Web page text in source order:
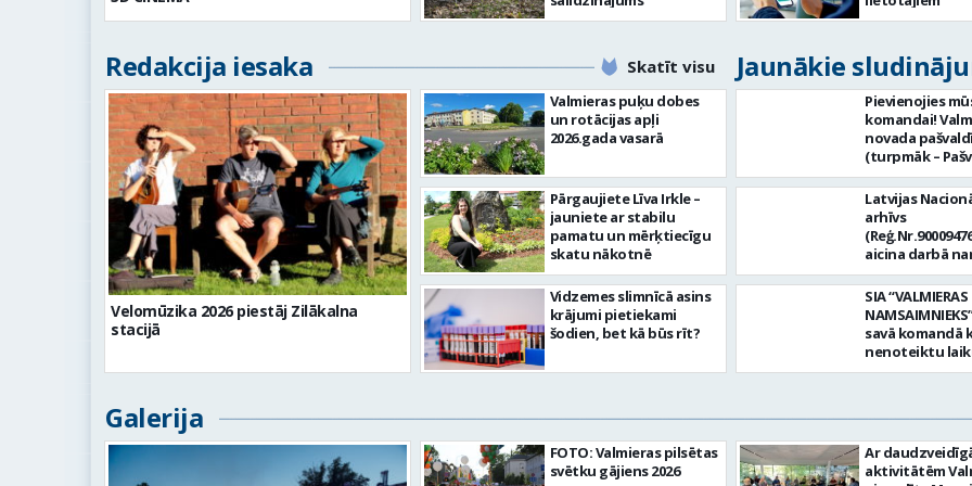
Redakcija iesaka Skatīt visu Jaunākie
Velomūzika 2026 piestāj Zilākalna
stacijā
Valmieras puķu dobes
un rotācijas apļi
2026.gada vasarā
Pārgaujiete Līva Irkle –
jauniete ar stabilu
pamatu un mērķtiecīgu
skatu nākotnē
Vidzemes slimnīcā asins
krājumi pietiekami
šodien, bet kā būs rīt?
Pievienojies
komandai!
novada
(turpmāk –
aicina darbā
Informācijas
centra (ITC)
tehnoloģiju
vieta: Rūjienas
Naukšēnu
teritorijās Ja
vēlme:
informācijas un
komunikācijas
IKT) saistīto
un operatīvu
nodrošināt
Latvijas
arhīvs
aicina darbā
pārzini (uz
laiku)
valsts arhīvā Mēs
Valmieras
arhīvā
dokumentāro
mantojumu.
pārraudzībā un
zonā ietilpst
SIA “VALMIERAS
savā komandā
nenoteiktu
SPECIALIZĒTĀ
pienākumi:
apkalpot
(arī kravas)
uzturēt
Galerija
FOTO: Valmieras pilsētas
svētku gājiens 2026
Ar
aktivitātēm